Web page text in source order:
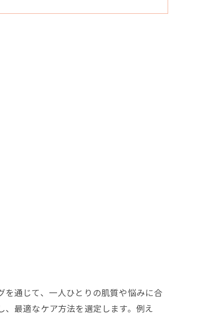
通じて、一人ひとりの肌質や悩みに合
最適なケア方法を選定します。例え